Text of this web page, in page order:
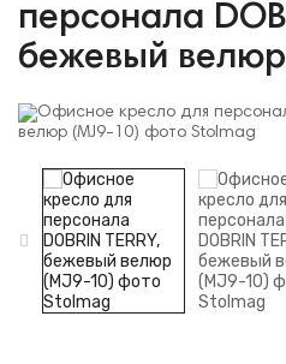
персонала
бежевый